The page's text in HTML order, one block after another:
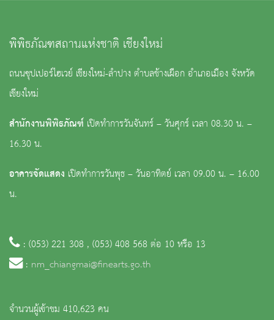
พิพิธภัณฑสถานแห่งชาติ เชียงใหม่
ถนนซุปเปอร์ไฮเวย์ เชียงใหม่-ลำปาง ตำบลช้างเผือก อำเภอเมือง จังหวัด
เชียงใหม่
สำนักงานพิพิธภัณฑ์ เปิดทำการวันจันทร์ – วันศุกร์ เวลา 08.30 น. –
16.30 น.
อาคารจัดแสดง เปิดทำการวันพุธ – วันอาทิตย์ เวลา 09.00 น. – 16.00
น.
: (053) 221 308 , (053) 408 568 ต่อ 10 หรือ 13
: nm_chiangmai@finearts.go.th
จำนวนผู้เข้าชม 410,623 คน